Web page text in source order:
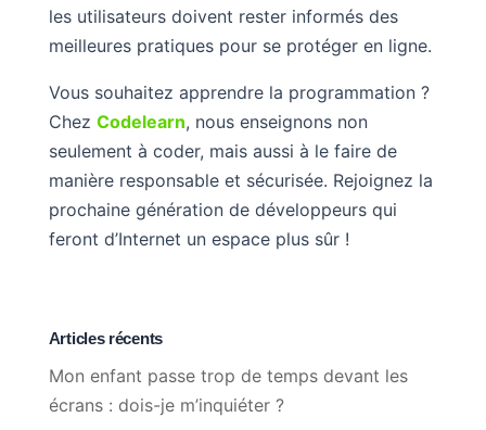
les utilisateurs doivent rester informés des
meilleures pratiques pour se protéger en ligne.
Vous souhaitez apprendre la programmation ?
Chez Codelearn, nous enseignons non
seulement à coder, mais aussi à le faire de
manière responsable et sécurisée. Rejoignez la
prochaine génération de développeurs qui
feront d’Internet un espace plus sûr !
Articles récents
Mon enfant passe trop de temps devant les
écrans : dois-je m’inquiéter ?